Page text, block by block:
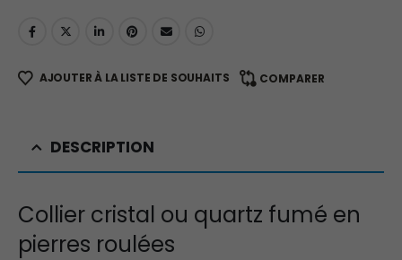
AJOUTER À LA LISTE DE SOUHAITS COMPARER
DESCRIPTION
Collier cristal ou quartz fumé en
pierres roulées